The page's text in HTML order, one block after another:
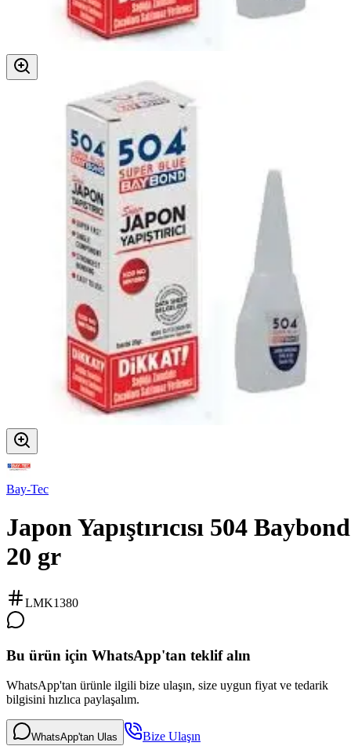
Bay-Tec
Japon Yapıştırıcısı 504 Baybond
20 gr
LMK1380
Bu ürün için WhatsApp'tan teklif alın
WhatsApp'tan ürünle ilgili bize ulaşın, size uygun fiyat ve tedarik
bilgisini hızlıca paylaşalım.
WhatsApp'tan Ulas Bize Ulaşın